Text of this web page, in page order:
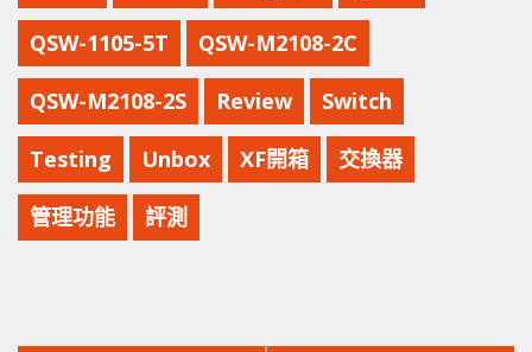
QSW-1105-5T QSW-M2108-2C
QSW-M2108-2S Review Switch
Testing Unbox XF開箱 交換器
管理功能 評測